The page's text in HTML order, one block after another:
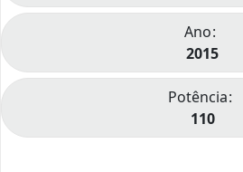
Ano
2015
Potência
110